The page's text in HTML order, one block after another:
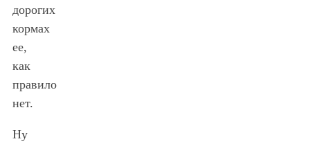
дорогих
кормах
ее,
как
правило
нет.
Ну